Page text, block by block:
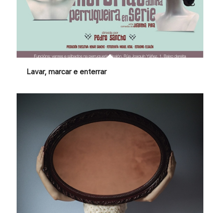
Lavar, marcar e enterrar